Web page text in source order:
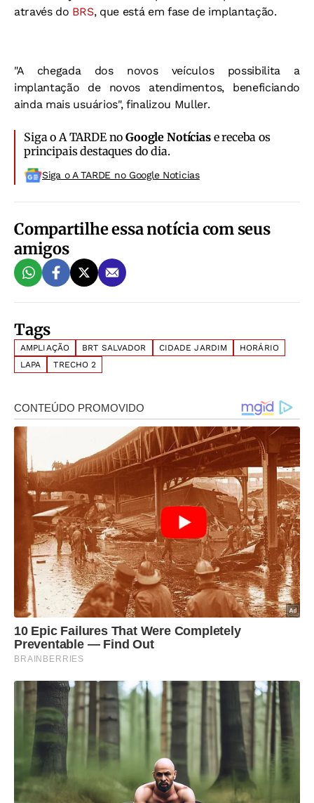
através do BRS, que está em fase de implantação.
"A chegada dos novos veículos possibilita a
implantação de novos atendimentos, beneficiando
ainda mais usuários", finalizou Muller.
Siga o A TARDE noGoogle Notíciase receba os
principais destaques do dia.
Siga o A TARDE no Google Noticias
Compartilhe essa notícia com seus
amigos
Tags
AMPLIAÇÃO BRT SALVADOR CIDADE JARDIM
HORÁRIO
LAPA
TRECHO 2